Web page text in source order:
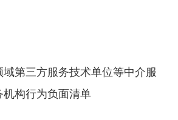
第三方服务技术单位等中介服
机构行为负面清单